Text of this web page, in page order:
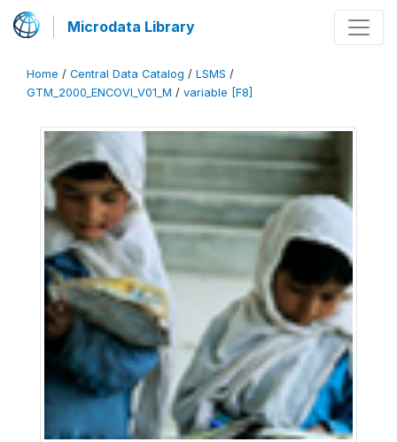
Microdata Library
Home / Central Data Catalog / LSMS /
GTM_2000_ENCOVI_V01_M / variable [F8]